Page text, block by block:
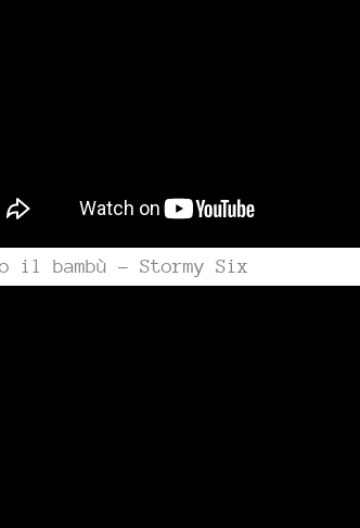
il bambù – Stormy Six